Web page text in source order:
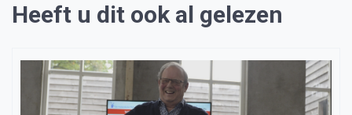
Heeft u dit ook al gelezen